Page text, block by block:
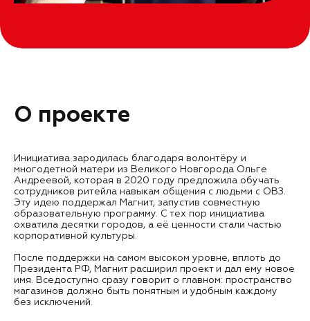
О проекте
Инициатива зародилась благодаря волонтёру и
многодетной матери из Великого Новгорода Ольге
Андреевой, которая в 2020 году предложила обучать
сотрудников ритейла навыкам общения с людьми с ОВЗ.
Эту идею поддержал Магнит, запустив совместную
образовательную программу. С тех пор инициатива
охватила десятки городов, а её ценности стали частью
корпоративной культуры.
После поддержки на самом высоком уровне, вплоть до
Президента РФ, Магнит расширил проект и дал ему новое
имя. Вседоступно сразу говорит о главном: пространство
магазинов должно быть понятным и удобным каждому
без исключений.